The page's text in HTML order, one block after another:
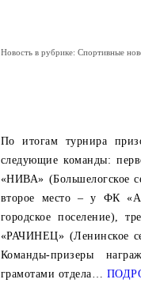
Новость в рубрике: Спортивные
По итогам турнира
следующие команды:
«НИВА» (Большелогское
второе место – у ФК
городское поселение),
«РАЧИНЕЦ» (Ленинское
Команды-призеры
грамотами отдела…